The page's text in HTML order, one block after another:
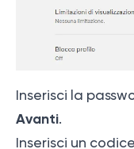
Inserisci la
Avanti.
Inserisci un